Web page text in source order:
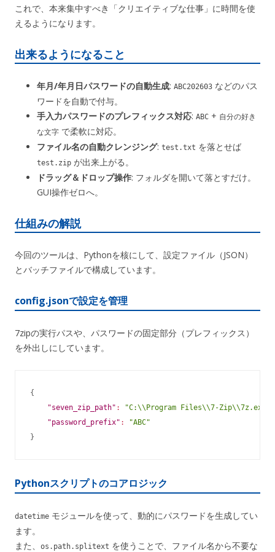
これで、本来集中すべき「クリエイティブな仕事」に時間を使
えるようになります。
出来るようになること
年月/年月日パスワードの自動生成: ABC202603 などのパス
ワードを自動で付与。
手入力パスワードのプレフィックス対応: ABC + 自分の好き
な文字 で柔軟に対応。
ファイル名の自動クレンジング: test.txt を落とせば
test.zip が出来上がる。
ドラッグ＆ドロップ操作: フォルダを開いて落とすだけ。
GUI操作ゼロへ。
仕組みの解説
今回のツールは、Pythonを核にして、設定ファイル（JSON）
とバッチファイルで構成しています。
config.jsonで設定を管理
7zipの実行パスや、パスワードの固定部分（プレフィックス）
を外出しにしています。
{
"seven_zip_path" : "C:\\Program Files\\7-Zip\\7z.exe"
"password_prefix" :
"ABC"
}
Pythonスクリプトのコアロジック
datetime モジュールを使って、動的にパスワードを生成してい
ます。
また、
os.path.splitext を使うことで、ファイル名から不要な